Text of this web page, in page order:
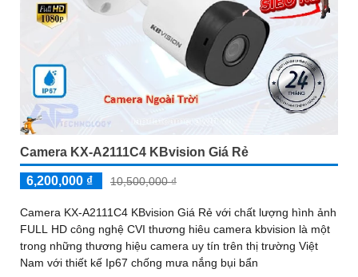
Camera KX-A2111C4 KBvision Giá Rẻ
6,200,000 ₫ 10,500,000 ₫
Camera KX-A2111C4 KBvision Giá Rẻ với chất lượng hình ảnh
FULL HD công nghệ CVI thương hiêu camera kbvision là một
trong những thương hiệu camera uy tín trên thị trường Việt
Nam với thiết kế Ip67 chống mưa nắng bụi bẩn